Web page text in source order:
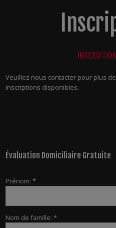
Veuillez nous contacter pour plus
inscriptions disponibles.
Évaluation Domiciliaire Gratuite
Prénom: *
Nom de famille: *